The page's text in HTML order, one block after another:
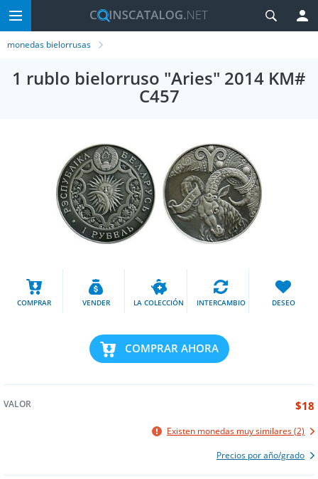
monedas bielorrusas
1 rublo bielorruso "Aries" 2014 KM#
C457
COMPRAR VENDER LA COLECCIÓN INTERCAMBIO DESEO
COMPRAR AHORA
VALOR $18
Existen monedas muy similares (2)
Precios por año/grado